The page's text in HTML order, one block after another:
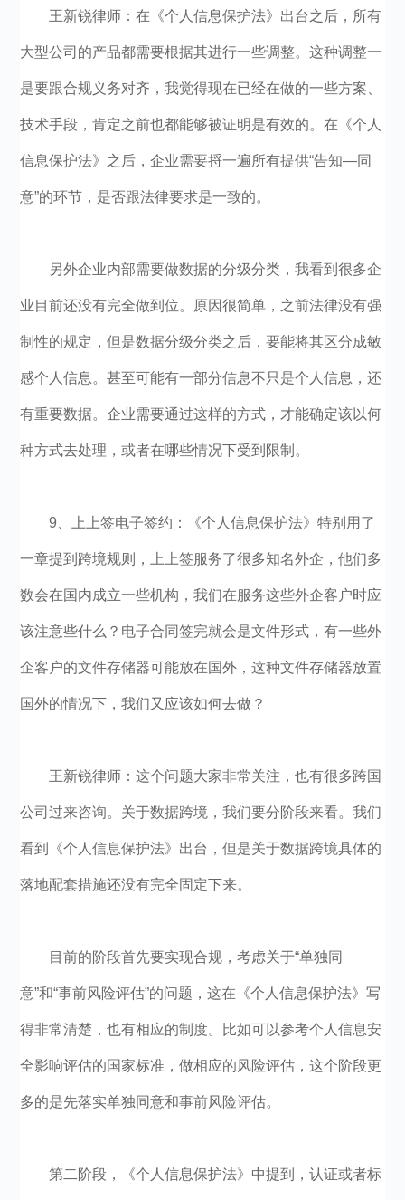
王新锐律师：在《个人信息保护法》出台之后，所有
大型公司的产品都需要根据其进行一些调整。这种调整一
是要跟合规义务对齐，我觉得现在已经在做的一些方案、
技术手段，肯定之前也都能够被证明是有效的。在《个人
信息保护法》之后，企业需要捋一遍所有提供“告知—同
意”的环节，是否跟法律要求是一致的。
另外企业内部需要做数据的分级分类，我看到很多企
业目前还没有完全做到位。原因很简单，之前法律没有强
制性的规定，但是数据分级分类之后，要能将其区分成敏
感个人信息。甚至可能有一部分信息不只是个人信息，还
有重要数据。企业需要通过这样的方式，才能确定该以何
种方式去处理，或者在哪些情况下受到限制。
9、上上签电子签约：《个人信息保护法》特别用了
一章提到跨境规则，上上签服务了很多知名外企，他们多
数会在国内成立一些机构，我们在服务这些外企客户时应
该注意些什么？电子合同签完就会是文件形式，有一些外
企客户的文件存储器可能放在国外，这种文件存储器放置
国外的情况下，我们又应该如何去做？
王新锐律师：这个问题大家非常关注，也有很多跨国
公司过来咨询。关于数据跨境，我们要分阶段来看。我们
看到《个人信息保护法》出台，但是关于数据跨境具体的
落地配套措施还没有完全固定下来。
目前的阶段首先要实现合规，考虑关于“单独同
意”和“事前风险评估”的问题，这在《个人信息保护法》写
得非常清楚，也有相应的制度。比如可以参考个人信息安
全影响评估的国家标准，做相应的风险评估，这个阶段更
多的是先落实单独同意和事前风险评估。
第二阶段，《个人信息保护法》中提到，认证或者标